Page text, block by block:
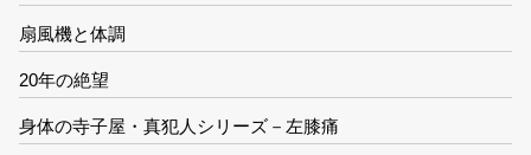
扇風機と体調
20年の絶望
身体の寺子屋・真犯人シリーズ－左膝痛